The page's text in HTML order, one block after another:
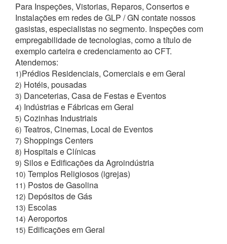
Para Inspeções, Vistorias, Reparos, Consertos e
Instalações em redes de GLP / GN contate nossos
gasistas, especialistas no segmento. Inspeções com
empregabilidade de tecnologias, como a título de
exemplo carteira e credenciamento ao CFT.
Atendemos:
1)Prédios Residenciais, Comerciais e em Geral
2) Hotéis, pousadas
3) Danceterias, Casa de Festas e Eventos
4) Indústrias e Fábricas em Geral
5) Cozinhas Industriais
6) Teatros, Cinemas, Local de Eventos
7) Shoppings Centers
8) Hospitais e Clínicas
9) Silos e Edificações da Agroindústria
10) Templos Religiosos (igrejas)
11) Postos de Gasolina
12) Depósitos de Gás
13) Escolas
14) Aeroportos
15) Edificações em Geral